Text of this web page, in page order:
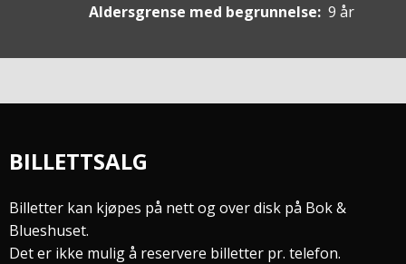
Aldersgrense med begrunnelse: 9 år
BILLETTSALG
Billetter kan kjøpes på nett og over disk på Bok &
Blueshuset.
Det er ikke mulig å reservere billetter pr. telefon.